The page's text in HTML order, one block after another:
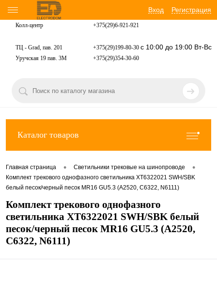
Вход Регистрация
Колл-центр +375(29)6-921-921
ТЦ - Grad, пав. 201 +375(29)199-80-30 с 10:00 до 19:00 Вт-Вс
Уручская 19 пав. 3М +375(29)354-30-60
Каталог товаров
Главная страница • Светильники трековые на шинопроводе •
Комплект трекового однофазного светильника XT6322021 SWH/SBK
белый песок/черный песок MR16 GU5.3 (A2520, C6322, N6111)
Комплект трекового однофазного
светильника XT6322021 SWH/SBK белый
песок/черный песок MR16 GU5.3 (A2520,
C6322, N6111)